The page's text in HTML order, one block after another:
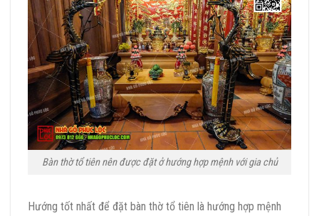
Bàn thờ tổ tiên nên được đặt ở hướng hợp mệnh với gia chủ
Hướng tốt nhất để đặt bàn thờ tổ tiên là hướng hợp mệnh